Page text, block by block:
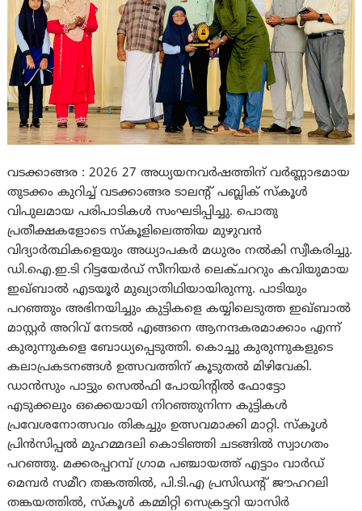
വടക്കാങ്ങര : 2026 27 അധ്യയനവർഷത്തിന് വർണ്ണാഭമായ
തുടക്കം കുറിച്ച് വടക്കാങ്ങര ടാലന്റ് പബ്ലിക് സ്കൂൾ
വിപുലമായ പരിപാടികൾ സംഘടിപ്പിച്ചു. പൊതു
പ്രതീക്ഷകളോടെ സ്കൂളിലെത്തിയ മുഴുവൻ
വിദ്യാർത്ഥികളെയും അധ്യാപകർ മധുരം നൽകി സ്വീകരിച്ചു.
ഡി.ഐ.ഇ.ടി റിട്ടയേർഡ് സീനിയർ ലെക്ചററും കവിയുമായ
ഇഖ്ബാൽ എടയൂർ മുഖ്യാതിഥിയായിരുന്നു. പാടിയും
പറഞ്ഞും അഭിനയിച്ചും കുട്ടികളെ കയ്യിലെടുത്ത ഇഖ്ബാൽ
മാസ്റ്റർ അറിവ് നേടൽ എങ്ങനെ ആനന്ദകരമാക്കാം എന്ന്
കുരുന്നുകളെ ബോധ്യപ്പെടുത്തി. കൊച്ചു കുരുന്നുകളുടെ
കലാപ്രകടനങ്ങൾ ഉത്സവത്തിന് കൂടുതൽ മിഴിവേകി.
ഡാൻസും പാട്ടും സെൽഫി പോയിന്റിൽ ഫോട്ടോ
എടുക്കലും ഒക്കെയായി നിറഞ്ഞുനിന്ന കുട്ടികൾ
പ്രവേശനോത്സവം തികച്ചും ഉത്സവമാക്കി മാറ്റി. സ്കൂൾ
പ്രിൻസിപ്പൽ മുഹമ്മദലി കൊടിഞ്ഞി ചടങ്ങിൽ സ്വാഗതം
പറഞ്ഞു. മക്കരപ്പറമ്പ് ഗ്രാമ പഞ്ചായത്ത് എട്ടാം വാർഡ്
മെമ്പർ സമീറ തങ്കത്തിൽ, പി.ടി.എ പ്രസിഡന്റ് ജൗഹറലി
തങ്കയത്തിൽ, സ്കൂൾ കമ്മിറ്റി സെക്രട്ടറി യാസിർ